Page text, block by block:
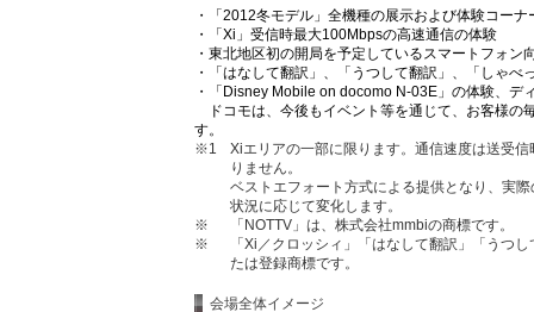
・
「2012冬モデル」全機種の展示および体験コーナ
・
「Xi」受信時最大100Mbpsの高速通信の体験
・ 東北地区初の開局を予定しているスマートフォン
・
「はなして翻訳」、「うつして翻訳」、「しゃ
・
「Disney Mobile on docomo N-03E」の体験、デ
ドコモは、今後もイベント等を通じて、お客様の
す。
※1
Xiエリアの一部に限ります。通信速度は送受
りません。
ベストエフォート方式による提供となり、実
状況に応じて変化します。
※
「NOTTV」は、株式会社mmbiの商標です。
※
「Xi／クロッシィ」「はなして翻訳」「うつ
たは登録商標です。
会場全体イメージ